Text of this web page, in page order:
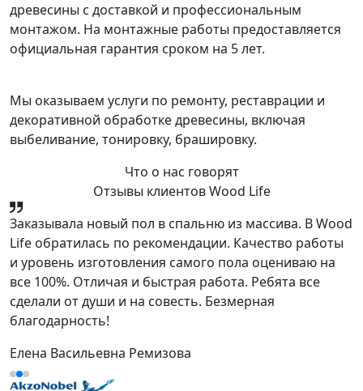
древесины с доставкой и профессиональным
монтажом. На монтажные работы предоставляется
официальная гарантия сроком на 5 лет.
Мы оказываем услуги по ремонту, реставрации и
декоративной обработке древесины, включая
выбеливание, тонировку, брашировку.
Что о нас говорят
Отзывы клиентов Wood Life
Заказывала новый пол в спальню из массива. В Wood
Life обратилась по рекомендации. Качество работы
и уровень изготовления самого пола оцениваю на
все 100%. Отличая и быстрая работа. Ребята все
сделали от души и на совесть. Безмерная
благодарность!
Елена Васильевна Ремизова